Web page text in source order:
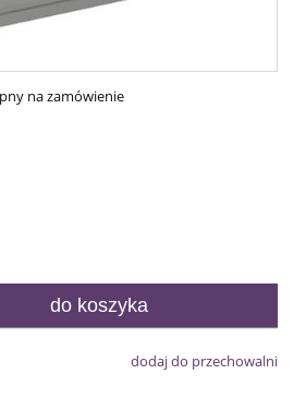
na zamówienie
do koszyka
dodaj do przechowalni